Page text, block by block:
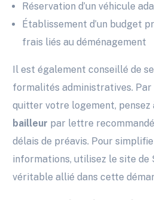
Réservation d’un véhicule
Établissement d’un budget
frais liés au déménagement
Il est également conseillé de
formalités administratives. Par
quitter votre logement, pensez
bailleur par lettre
délais de préavis. Pour
informations, utilisez le site de
véritable allié dans cette